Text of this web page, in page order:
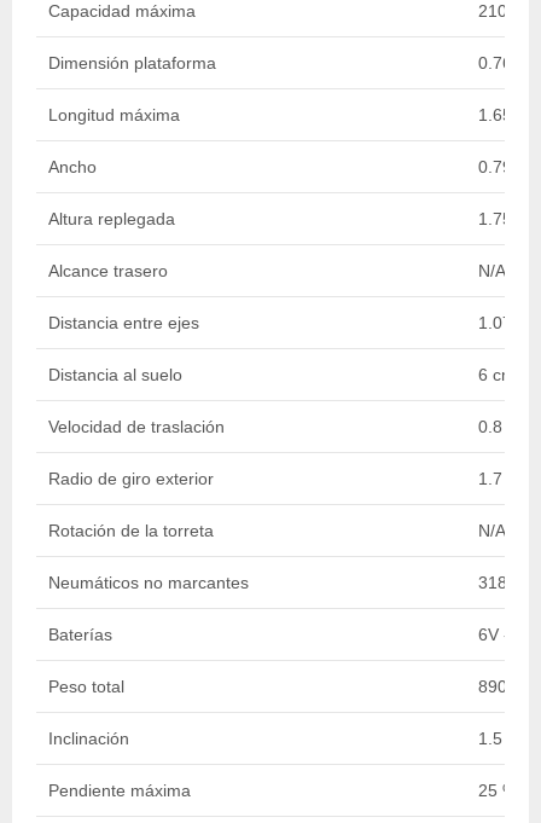
Capacidad máxima 210 kg
Dimensión plataforma 0.76 x
Longitud máxima 1.65 m
Ancho 0.79 m
Altura replegada 1.75 m
Alcance trasero N/A
Distancia entre ejes 1.07 m
Distancia al suelo 6 cm
Velocidad de traslación 0.8 -
Radio de giro exterior 1.7 m
Rotación de la torreta N/A
Neumáticos no marcantes 318 x
Baterías 6V -
Peso total 890 kg
Inclinación 1.5 ° / 3
Pendiente máxima 25 %